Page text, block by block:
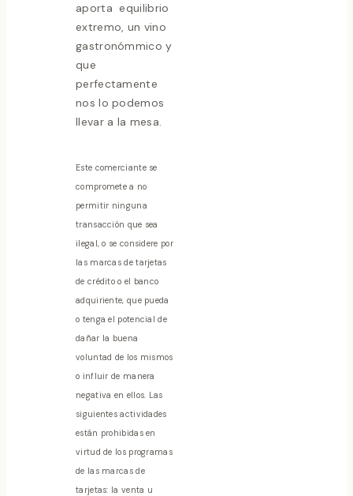
aporta equilibrio
extremo, un vino
gastronómmico y
que
perfectamente
nos lo podemos
llevar a la mesa.
Este comerciante se
compromete a no
permitir ninguna
transacción que sea
ilegal, o se considere por
las marcas de tarjetas
de crédito o el banco
adquiriente, que pueda
o tenga el potencial de
dañar la buena
voluntad de los mismos
o influir de manera
negativa en ellos. Las
siguientes actividades
están prohibidas en
virtud de los programas
de las marcas de
tarjetas: la venta u